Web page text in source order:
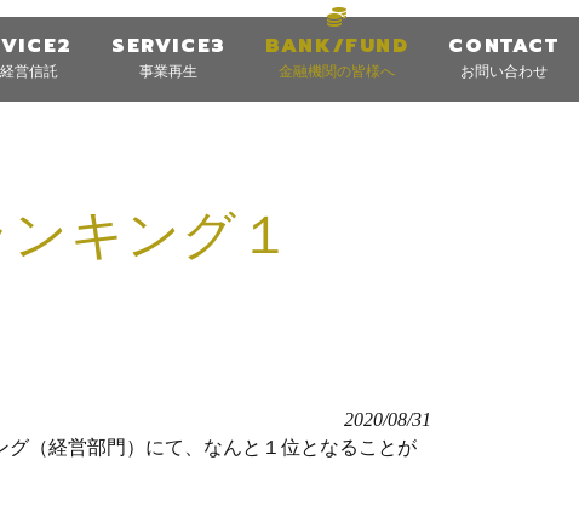
営信託
SERVICE3
事業再生
BANK/FUND
金融機関の皆様へ
CONTACT
お問い合わせ
キング１
2020/08/31
（経営部門）にて、なんと１位となることが